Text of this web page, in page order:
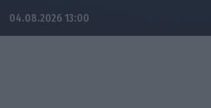
04.08.2026 13:00